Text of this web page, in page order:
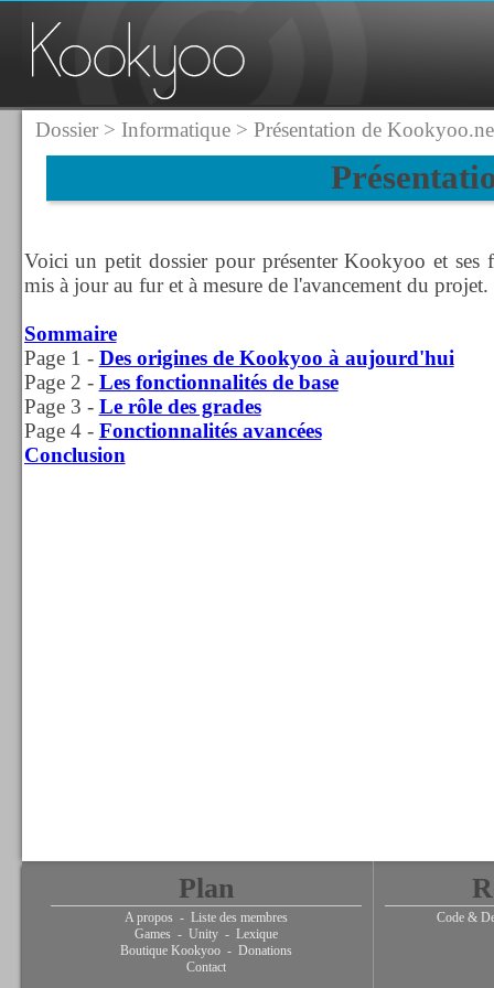
Dossier> Informatique> Présentation de
Voici un petit dossier pour présenter Kookyoo et ses
mis à jour au fur et à mesure de l'avancement du
Sommaire
Page 1 - Des origines de Kookyoo à aujourd'hui
Page 2 - Les fonctionnalités de base
Page 3 - Le rôle des grades
Page 4 - Fonctionnalités avancées
Conclusion
Plan
A propos - Liste des membres
Games - Unity - Lexique
Boutique Kookyoo - Donations
Contact
Code &